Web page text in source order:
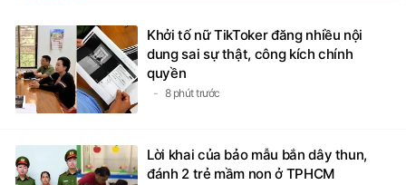
Khởi tố nữ TikToker đăng nhiều nội
dung sai sự thật, công kích chính
quyền
8 phút trước
Lời khai của bảo mẫu bắn dây thun,
đánh 2 trẻ mầm non ở TPHCM